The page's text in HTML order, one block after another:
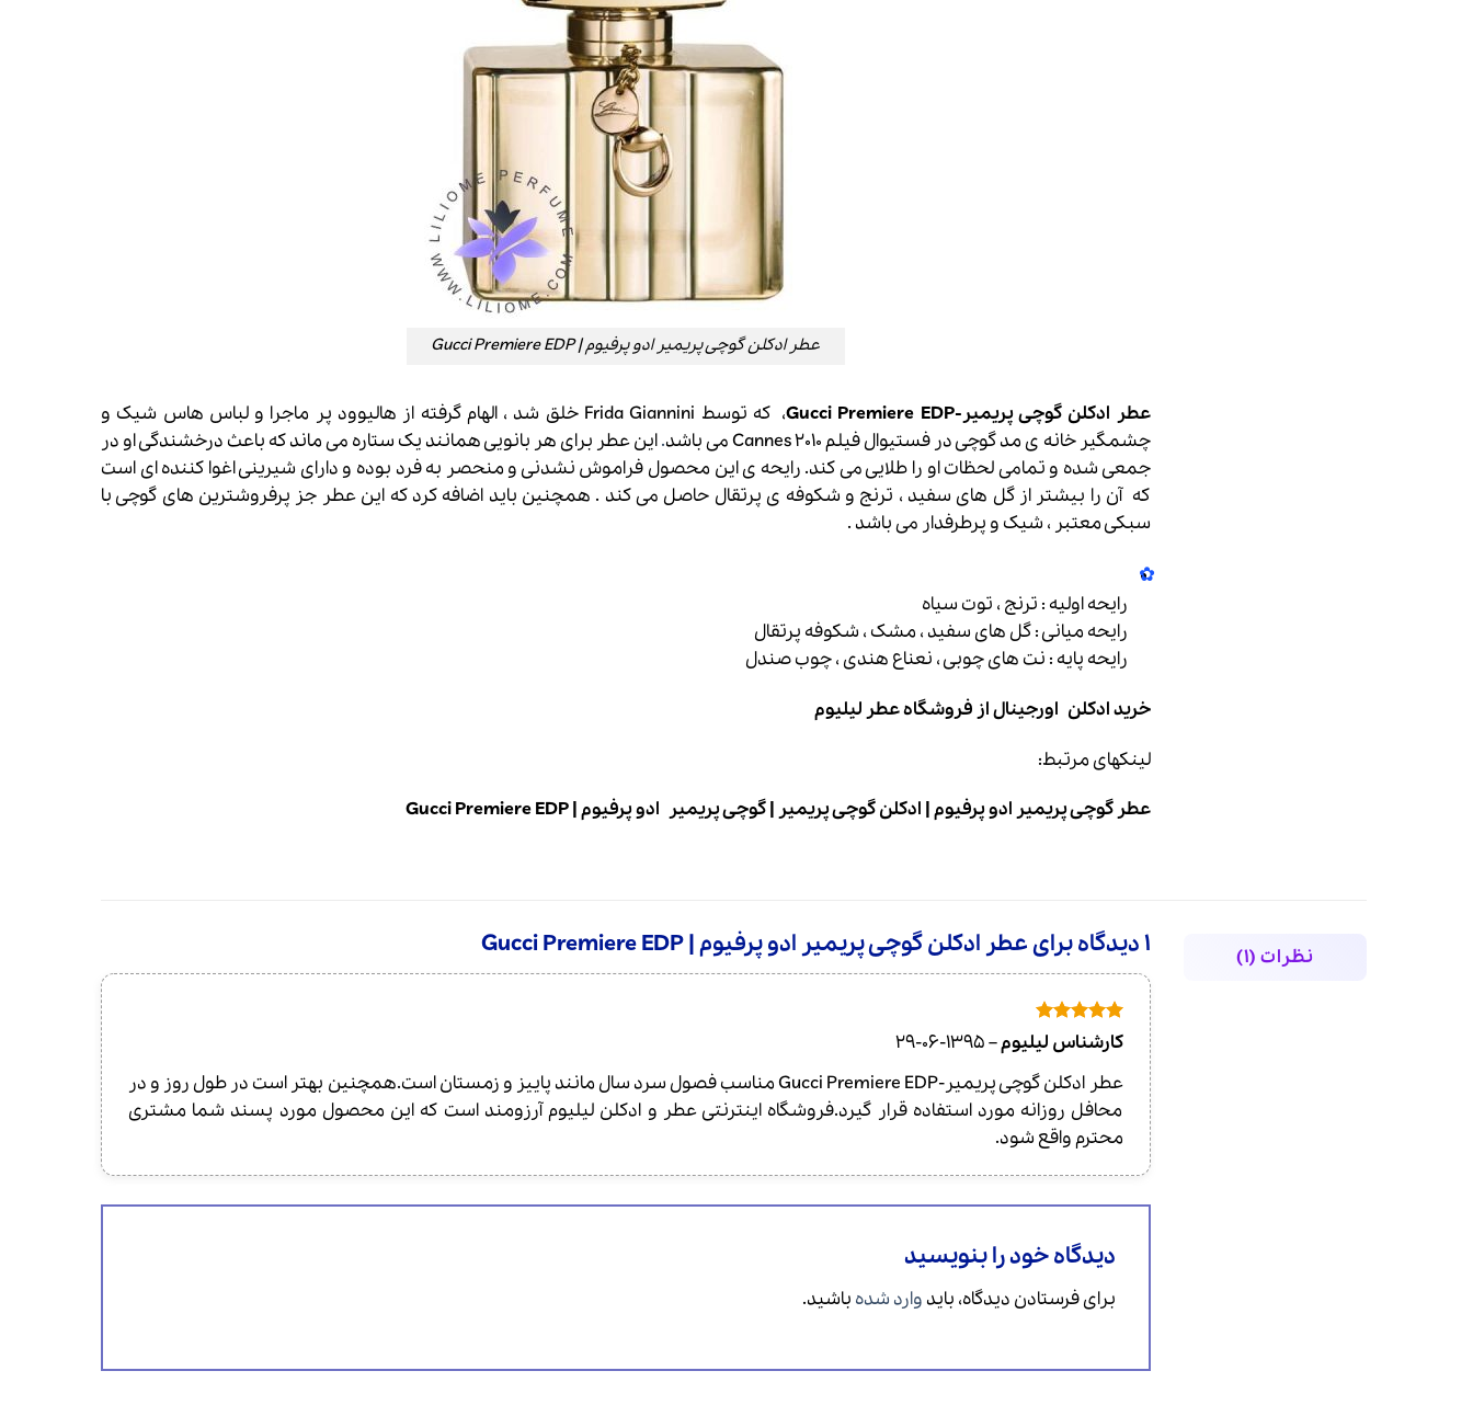
عطر ادکلن گوچی پریمیر ادو پرفیوم | Gucci Premiere EDP
عطر ادکلن گوچی پریمیر-Gucci Premiere EDP
، که توسط Frida Giannini خلق شد ، الهام گرفته از هالیوود پر ماجرا و لباس هاس شیک و
چشمگیر خانه ی مد گوچی در فستیوال فیلم 2010 Cannes می باشد
.این عطر برای هر بانویی همانند یک ستاره می ماند که باعث درخشندگی او در
جمعی شده و تمامی لحظات او را طلایی می کند. رایحه ی این محصول فراموش نشدنی و منحصر به فرد بوده و دارای شیرینی اغوا کننده ای است
که آن را بیشتر از گل های سفید ، ترنج و شکوفه ی پرتقال حاصل می کند . همچنین باید اضافه کرد که این عطر جز پرفروشترین های گوچی با
سبکی معتبر ، شیک و پرطرفدار می باشد .
رایحه اولیه : ترنج ، توت سیاه
رایحه میانی : گل های سفید ، مشک ، شکوفه پرتقال
رایحه پایه : نت های چوبی ، نعناع هندی ، چوب صندل
خریدادکلن اورجینالاز فروشگاه عطر لیلیوم
لینکهای مرتبط:
عطر گوچی پریمیر ادو پرفیوم| ادکلن گوچی پریمیر |گوچی پریمیر ادو پرفیوم|
Gucci Premiere EDP
نظرات (1) 1 دیدگاه برای عطر ادکلن گوچی پریمیر ادو پرفیوم | Gucci Premiere EDP
امتیاز
از
5
کارشناس لیلیوم–
1395-06-29
عطر ادکلن گوچی پریمیر-Gucci Premiere EDP مناسب فصول سرد سال مانند پاییز و زمستان است.همچنین بهتر است در طول روز و در
محافل روزانه مورد استفاده قرار گیرد.فروشگاه اینترنتی عطر و ادکلن لیلیوم آرزومند است که این محصول مورد پسند شما مشتری
محترم واقع شود.
دیدگاه خود را بنویسید
برای فرستادن دیدگاه، باید وارد شده باشید.